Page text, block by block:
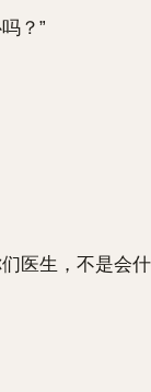
？”
生，不是会